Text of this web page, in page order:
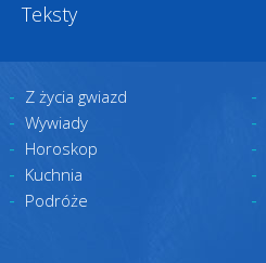
Teksty
Z życia gwiazd
Wywiady
Horoskop
Kuchnia
Podróże